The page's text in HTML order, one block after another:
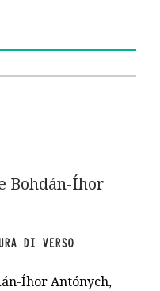
Bohdán-Íhor
DI VERSO
Íhor Antónych,